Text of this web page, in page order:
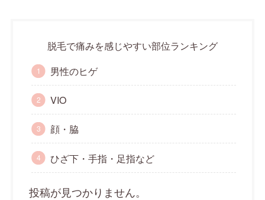
脱毛で痛みを感じやすい部位ランキング
男性のヒゲ
VIO
顔・脇
ひざ下・手指・足指など
投稿が見つかりません。